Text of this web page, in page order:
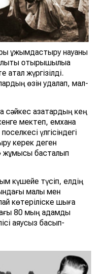
ұжымдастыру науқаны
отырықшылыққа
жүргізілді.
өзін қудалап, мал-
қазақтардың кең
мектеп, емхана
үлгісіндегі
керек деген
жұмысы басталып
күшейе түсіп, елдің
малы мен
көтеріліске шыға
80 мың адамды
аяусыз басып-